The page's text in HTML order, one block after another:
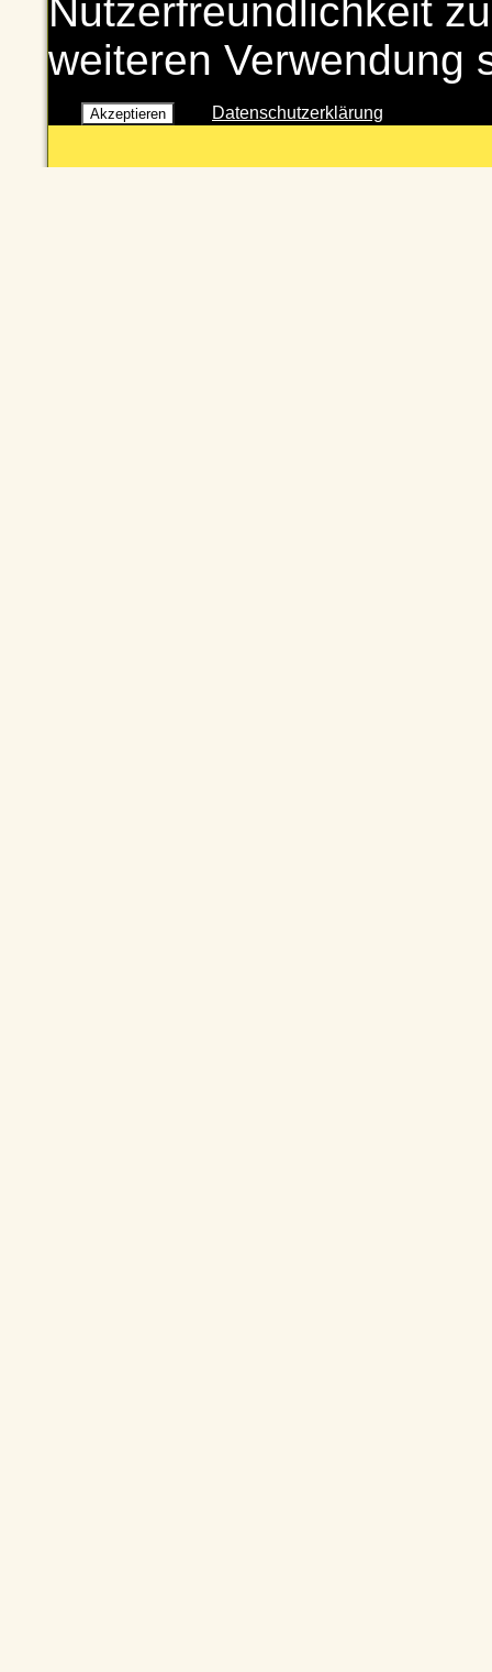
Nutzerfreundlichkeit
weiteren Verwendung
Akzeptieren Datenschutzerklärung